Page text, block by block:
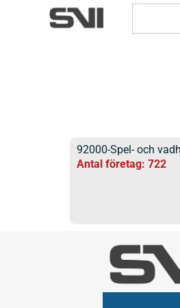
92000-Spel- och
Antal företag: 722